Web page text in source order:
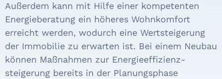
Außerdem kann mit Hilfe einer kompetenten
Energie­beratung ein höheres Wohn­komfort
erreicht werden, wodurch eine Wert­steigerung
der Immo­bilie zu erwarten ist. Bei einem Neubau
können Maß­nahmen zur Energie­effizienz­
steigerung bereits in der Planungsphase